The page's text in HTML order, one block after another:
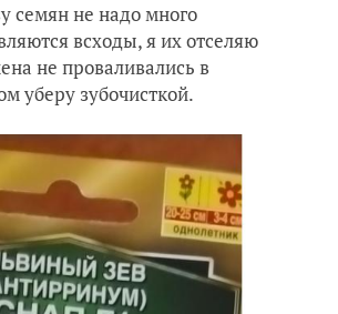
семян не надо много
всходы, я их отселяю
не проваливались в
уберу зубочисткой.